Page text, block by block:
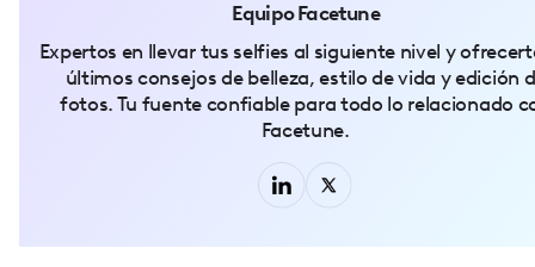
Equipo Facetune
Expertos en llevar tus selfies al siguiente nivel y
últimos consejos de belleza, estilo de vida y edición
fotos. Tu fuente confiable para todo lo relacionado
Facetune.